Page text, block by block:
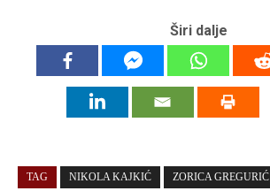
Širi dalje
TAG NIKOLA KAJKIĆ ZORICA GREGURIĆ